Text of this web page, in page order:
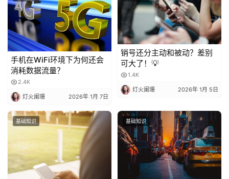
手机在WiFi环境下为何还会
消耗数据流量？
2.4K
灯火阑珊 2026年 1月 7日
销号还分主动和被动？差别
可大了！💡
1.4K
灯火阑珊 2026年 1月 5日
基础知识 基础知识